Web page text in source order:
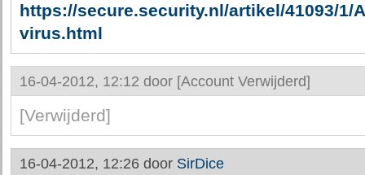
https://secure.security.nl/artikel/41093/
virus.html
16-04-2012, 12:12 door [Account Verwijderd]
[Verwijderd]
16-04-2012, 12:26 door SirDice